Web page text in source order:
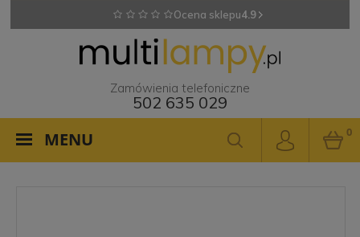
Ocena sklepu4.9
Zamówienia telefoniczne
502 635 029
MENU 0